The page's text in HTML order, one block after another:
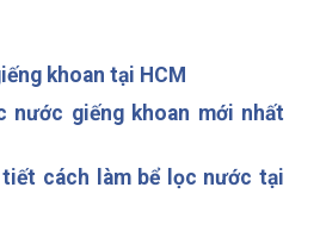
khoan tại HCM
nước giếng khoan mới nhất
tiết cách làm bể lọc nước tại